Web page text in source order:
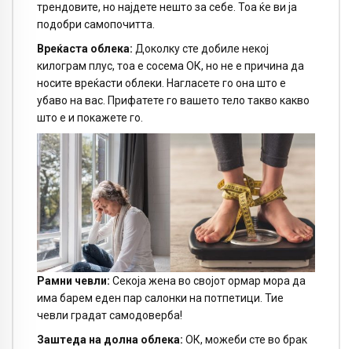
трендовите, но најдете нешто за себе. Тоа ќе ви ја
подобри самопочитта.
Вреќаста облека: Доколку сте добиле некој
килограм плус, тоа е сосема ОК, но не е причина да
носите вреќасти облеки. Нагласете го она што е
убаво на вас. Прифатете го вашето тело такво какво
што е и покажете го.
Рамни чевли: Секоја жена во својот ормар мора да
има барем еден пар салонки на потпетици. Тие
чевли градат самодоверба!
Заштеда на долна облека: ОК, можеби сте во брак